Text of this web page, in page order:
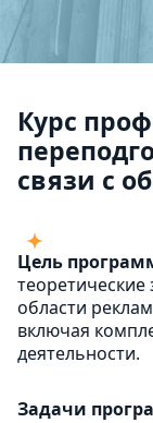
Курс
связи с
Цель
области
включая
деятельности.
Задачи